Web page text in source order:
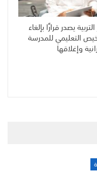
يصدر قرارًا بإلغاء
التعليمي للمدرسة
وإغلاقها